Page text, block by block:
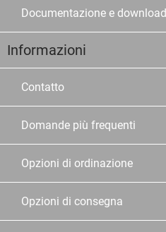
Documentazione e download
Informazioni
Contatto
Domande più frequenti
Opzioni di ordinazione
Opzioni di consegna